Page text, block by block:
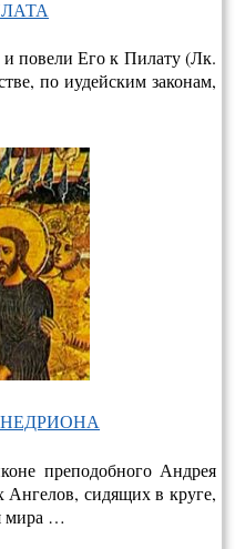
повели Его к Пилату (Лк.
по иудейским законам,
преподобного Андрея
Ангелов, сидящих в круге,
мира …